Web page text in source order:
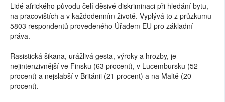
Lidé afrického původu čelí děsivé diskriminaci při hledání bytu,
na pracovištích a v každodenním životě. Vyplývá to z průzkumu
5803 respondentů provedeného Úřadem EU pro základní
práva.
Rasistická šikana, urážlivá gesta, výroky a hrozby, je
nejintenzivnější ve Finsku (63 procent), v Lucembursku (52
procent) a nejslabší v Británii (21 procent) a na Maltě (20
procent).